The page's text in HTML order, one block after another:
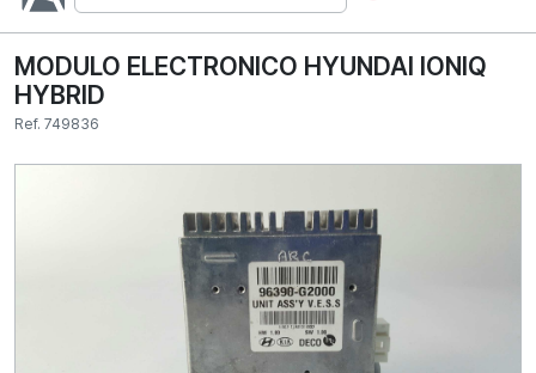
MODULO ELECTRONICO HYUNDAI IONIQ
HYBRID
Ref. 749836